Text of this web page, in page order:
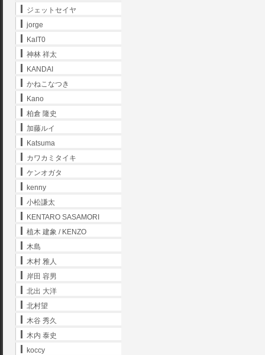
ジェットセイヤ
jorge
KaIT0
神林 祥太
KANDAI
かねこなつき
Kano
柏倉 隆史
加藤ルイ
Katsuma
カワカミタイキ
ケンオガタ
kenny
小松謙太
KENTARO SASAMORI
植木 建象 / KENZO
木島
木村 雅人
岸田 容男
北出 大洋
北村望
木谷 秀久
木内 泰史
koccy